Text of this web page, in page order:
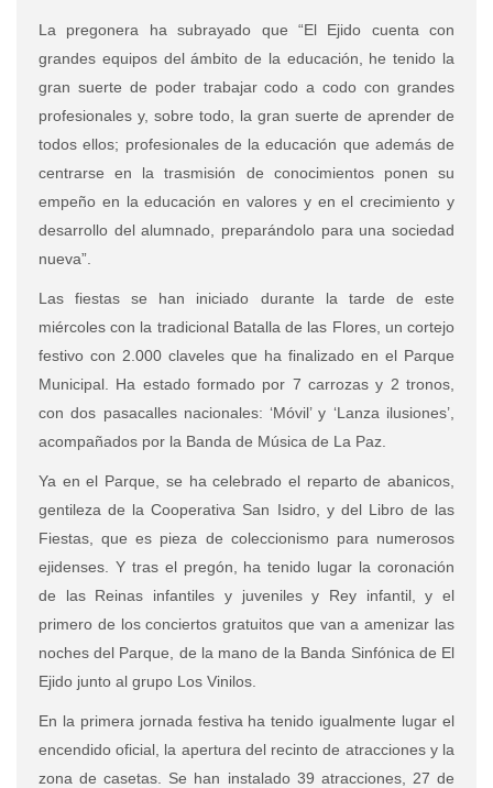
La pregonera ha subrayado que “El Ejido cuenta con
grandes equipos del ámbito de la educación, he tenido la
gran suerte de poder trabajar codo a codo con grandes
profesionales y, sobre todo, la gran suerte de aprender de
todos ellos; profesionales de la educación que además de
centrarse en la trasmisión de conocimientos ponen su
empeño en la educación en valores y en el crecimiento y
desarrollo del alumnado, preparándolo para una sociedad
nueva”.
Las fiestas se han iniciado durante la tarde de este
miércoles con la tradicional Batalla de las Flores, un cortejo
festivo con 2.000 claveles que ha finalizado en el Parque
Municipal. Ha estado formado por 7 carrozas y 2 tronos,
con dos pasacalles nacionales: ‘Móvil’ y ‘Lanza ilusiones’,
acompañados por la Banda de Música de La Paz.
Ya en el Parque, se ha celebrado el reparto de abanicos,
gentileza de la Cooperativa San Isidro, y del Libro de las
Fiestas, que es pieza de coleccionismo para numerosos
ejidenses. Y tras el pregón, ha tenido lugar la coronación
de las Reinas infantiles y juveniles y Rey infantil, y el
primero de los conciertos gratuitos que van a amenizar las
noches del Parque, de la mano de la Banda Sinfónica de El
Ejido junto al grupo Los Vinilos.
En la primera jornada festiva ha tenido igualmente lugar el
encendido oficial, la apertura del recinto de atracciones y la
zona de casetas. Se han instalado 39 atracciones, 27 de